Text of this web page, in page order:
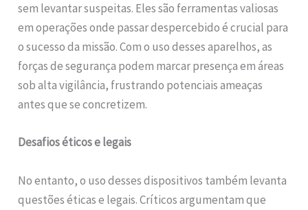
sem levantar suspeitas. Eles são ferramentas valiosas
em operações onde passar despercebido é crucial para
o sucesso da missão. Com o uso desses aparelhos, as
forças de segurança podem marcar presença em áreas
sob alta vigilância, frustrando potenciais ameaças
antes que se concretizem.
Desafios éticos e legais
No entanto, o uso desses dispositivos também levanta
questões éticas e legais. Críticos argumentam que